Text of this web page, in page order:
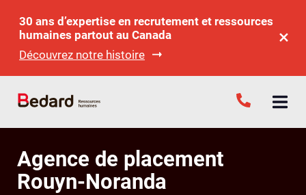
30 ans d’expertise en recrutement et ressources
humaines partout au Canada
Découvrez notre histoire
Agence de placement
Rouyn-Noranda